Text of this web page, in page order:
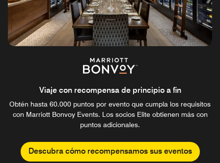
Viaje con recompensa de principio a fin
Obtén hasta 60.000 puntos por evento que cumpla los requisitos
con Marriott Bonvoy Events. Los socios Elite obtienen más con
puntos adicionales.
Descubra cómo recompensamos sus eventos